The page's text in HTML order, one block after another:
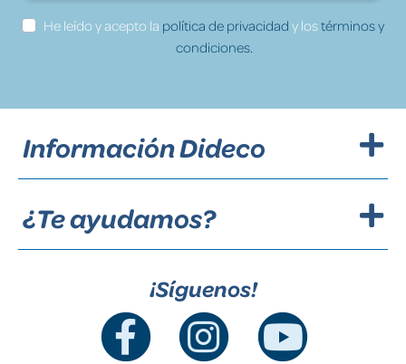
He leído y acepto la política de privacidad y lostérminos y
condiciones.
Información Dideco
¿Te ayudamos?
¡Síguenos!